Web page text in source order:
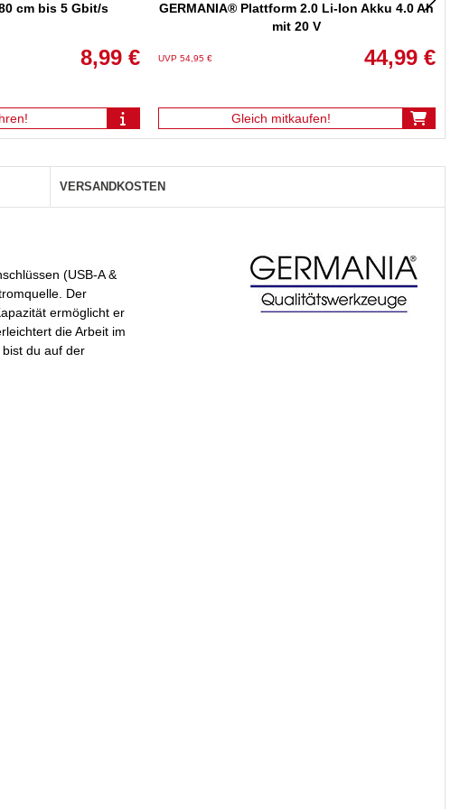
cm bis 5 Gbit/s
8,99 €
GERMANIA® Plattform 2.0 Li-Ion Akku 4.0 Ah
mit 20 V
UVP 54,95 € 44,99 €
Gleich mitkaufen!
VERSANDKOSTEN
(USB-A &
Der
ermöglicht er
die Arbeit im
du auf der